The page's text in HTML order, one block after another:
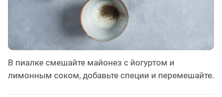
В пиалке смешайте майонез с йогуртом и
лимонным соком, добавьте специи и перемешайте.